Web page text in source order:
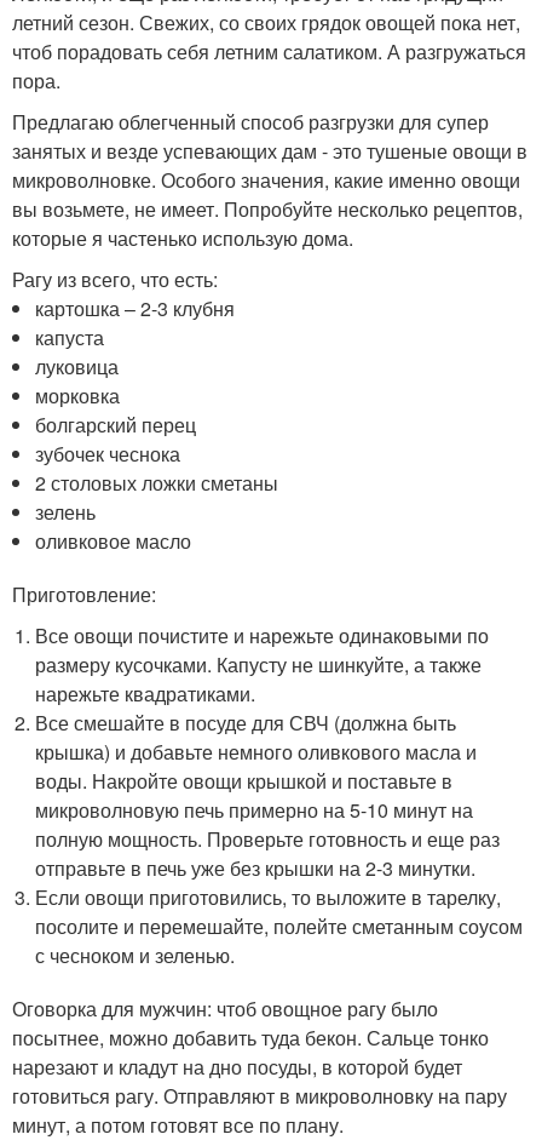
летний сезон. Свежих, со своих грядок овощей пока нет,
чтоб порадовать себя летним салатиком. А разгружаться
пора.
Предлагаю облегченный способ разгрузки для супер
занятых и везде успевающих дам - это тушеные овощи в
микроволновке. Особого значения, какие именно овощи
вы возьмете, не имеет. Попробуйте несколько рецептов,
которые я частенько использую дома.
Рагу из всего, что есть:
картошка – 2-3 клубня
капуста
луковица
морковка
болгарский перец
зубочек чеснока
2 столовых ложки сметаны
зелень
оливковое масло
Приготовление:
Все овощи почистите и нарежьте одинаковыми по
размеру кусочками. Капусту не шинкуйте, а также
нарежьте квадратиками.
Все смешайте в посуде для СВЧ (должна быть
крышка) и добавьте немного оливкового масла и
воды. Накройте овощи крышкой и поставьте в
микроволновую печь примерно на 5-10 минут на
полную мощность. Проверьте готовность и еще раз
отправьте в печь уже без крышки на 2-3 минутки.
Если овощи приготовились, то выложите в тарелку,
посолите и перемешайте, полейте сметанным соусом
с чесноком и зеленью.
Оговорка для мужчин: чтоб овощное рагу было
посытнее, можно добавить туда бекон. Сальце тонко
нарезают и кладут на дно посуды, в которой будет
готовиться рагу. Отправляют в микроволновку на пару
минут, а потом готовят все по плану.